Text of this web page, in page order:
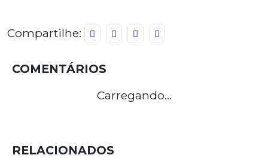
Compartilhe:
COMENTÁRIOS
Carregando...
RELACIONADOS